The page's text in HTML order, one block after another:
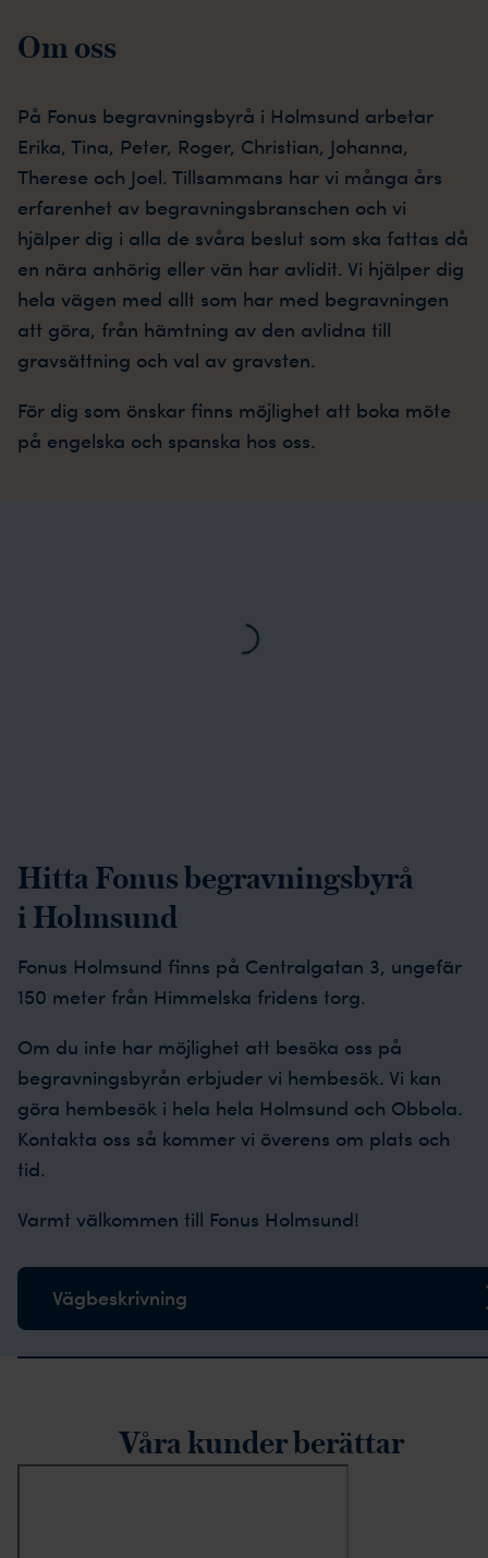
Om oss
På Fonus begravningsbyrå i Holmsund arbetar
Erika, Tina, Peter, Roger, Christian, Johanna,
Therese och Joel. Tillsammans har vi många års
erfarenhet av begravningsbranschen och vi
hjälper dig i alla de svåra beslut som ska fattas då
en nära anhörig eller vän har avlidit. Vi hjälper dig
hela vägen med allt som har med begravningen
att göra, från hämtning av den avlidna till
gravsättning och val av gravsten.
För dig som önskar finns möjlighet att boka möte
på engelska och spanska hos oss.
Loading...
Hitta Fonus begravningsbyrå
i Holmsund
Fonus Holmsund finns på Centralgatan 3, ungefär
150 meter från Himmelska fridens torg.
Om du inte har möjlighet att besöka oss på
begravningsbyrån erbjuder vi hembesök. Vi kan
göra hembesök i hela hela Holmsund och Obbola.
Kontakta oss så kommer vi överens om plats och
tid.
Varmt välkommen till Fonus Holmsund!
Vägbeskrivning
recensioner
Våra kunder berättar